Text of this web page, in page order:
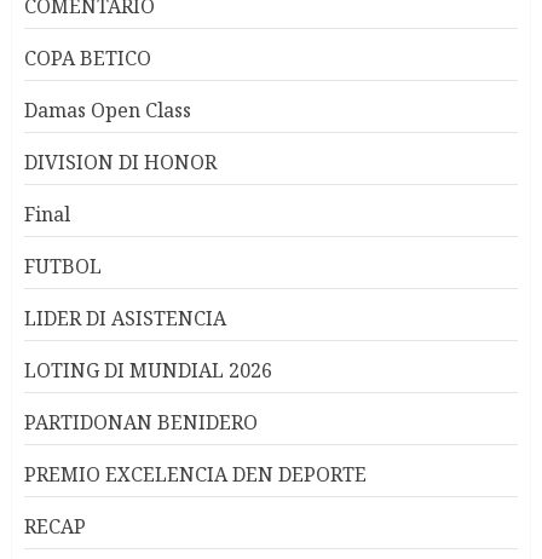
COMENTARIO
COPA BETICO
Damas Open Class
DIVISION DI HONOR
Final
FUTBOL
LIDER DI ASISTENCIA
LOTING DI MUNDIAL 2026
PARTIDONAN BENIDERO
PREMIO EXCELENCIA DEN DEPORTE
RECAP